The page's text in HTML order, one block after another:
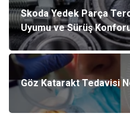
Skoda Yedek Parça
Uyumu ve Sürüş
Göz Katarakt Tedavisi